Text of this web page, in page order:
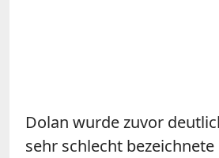
Dolan wurde zuvor
sehr schlecht